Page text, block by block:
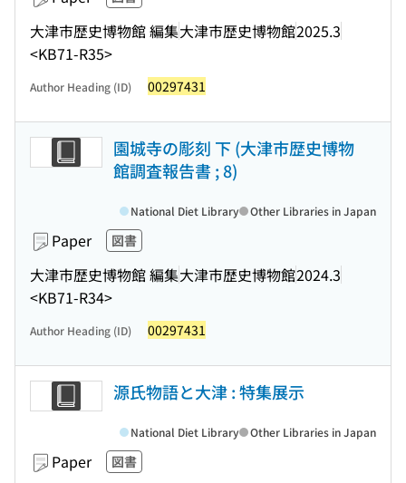
大津市歴史博物館 編集大津市歴史博物館2025.3
<KB71-R35>
Author Heading (ID) 00297431
園城寺の彫刻 下 (大津市歴史博物
館調査報告書 ; 8)
Paper 図書
大津市歴史博物館 編集大津市歴史博物館2024.3
<KB71-R34>
National Diet Library Other Libraries in Japan
Author Heading (ID) 00297431
源氏物語と大津 : 特集展示
Paper 図書
National Diet Library Other Libraries in Japan